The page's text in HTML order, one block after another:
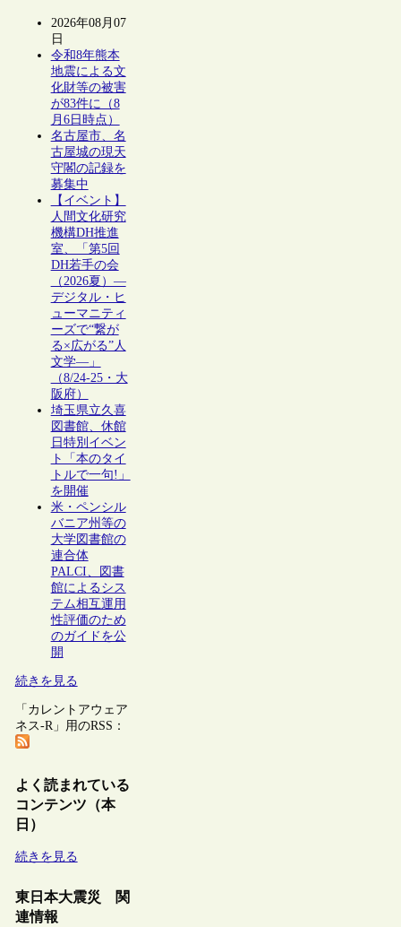
2026年08月07
日
令和8年熊本
地震による文
化財等の被害
が83件に（8
月6日時点）
名古屋市、名
古屋城の現天
守閣の記録を
募集中
【イベント】
人間文化研究
機構DH推進
室、「第5回
DH若手の会
（2026夏）―
デジタル・ヒ
ューマニティ
ーズで“繋が
る×広がる”人
文学―」
（8/24-25・大
阪府）
埼玉県立久喜
図書館、休館
日特別イベン
ト「本のタイ
トルで一句!」
を開催
米・ペンシル
バニア州等の
大学図書館の
連合体
PALCI、図書
館によるシス
テム相互運用
性評価のため
のガイドを公
開
続きを見る
「カレントアウェア
ネス-R」用のRSS：
よく読まれている
コンテンツ（本
日）
続きを見る
東日本大震災 関
連情報